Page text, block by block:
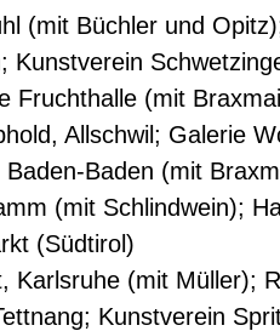
(mit Büchler und
Kunstverein
Fruchthalle (mit
Allschwil; Galerie
Baden-Baden (mit
(mit Schlindwein);
(Südtirol)
Karlsruhe (mit Müller);
Kunstverein